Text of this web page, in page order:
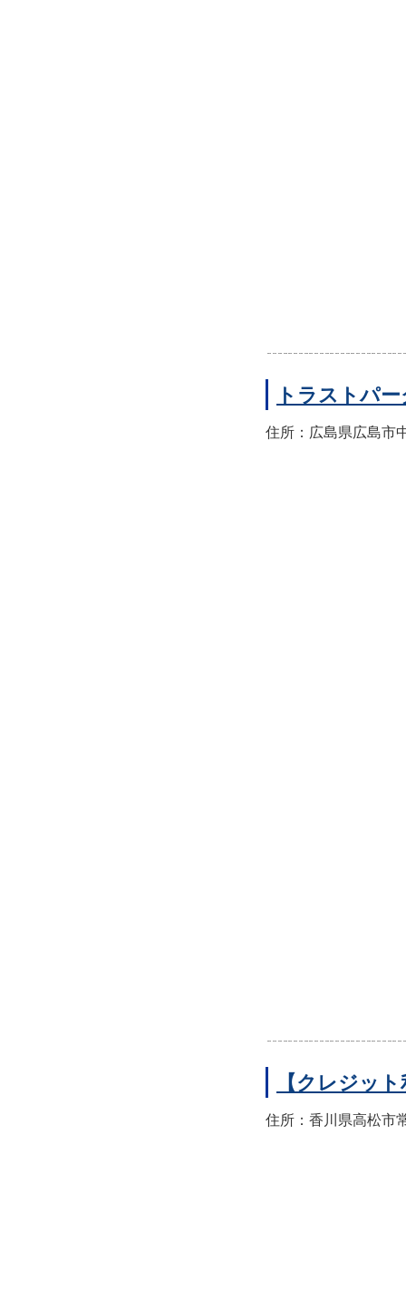
トラストパ
住所：広島県広島市
【クレジッ
住所：香川県高松市